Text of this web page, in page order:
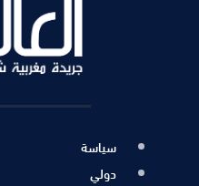
سياسة
دولي